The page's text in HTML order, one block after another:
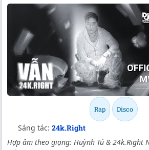
Rap Disco
Sáng tác: 24k.Right
Hợp âm theo giọng: Huỳnh Tú & 24k.Right